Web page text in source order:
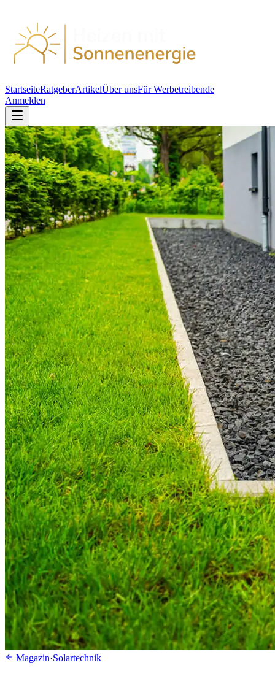
StartseiteRatgeberArtikelÜber unsFür Werbetreibende
Anmelden
Magazin·Solartechnik